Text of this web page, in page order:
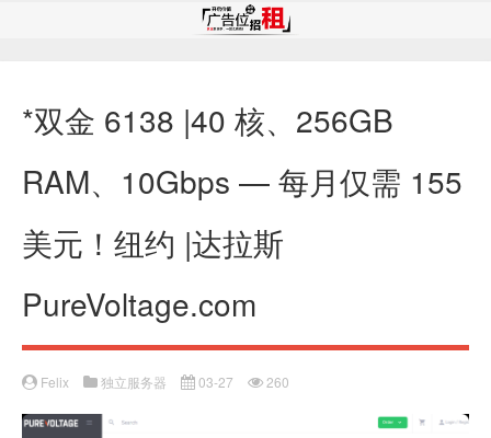
*双金 6138 |40 核、256GB
RAM、10Gbps — 每月仅需 155
美元！纽约 |达拉斯
PureVoltage.com
Felix 独立服务器 03-27 260